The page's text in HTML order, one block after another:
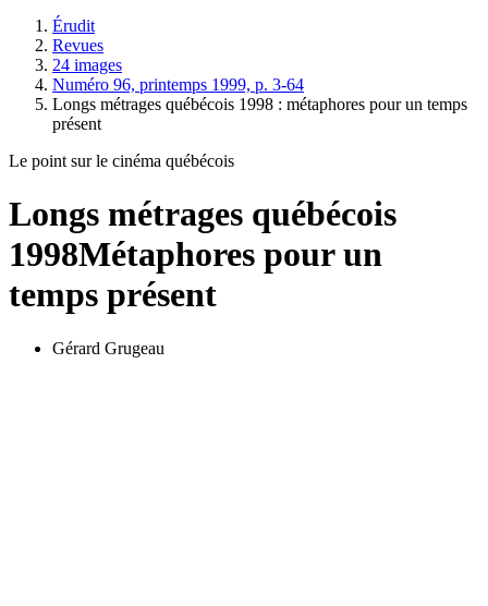
Érudit
Revues
24 images
Numéro 96, printemps 1999, p. 3-64
Longs métrages québécois 1998 : métaphores pour un temps
présent
Le point sur le cinéma québécois
Longs métrages québécois
1998Métaphores pour un
temps présent
Gérard Grugeau